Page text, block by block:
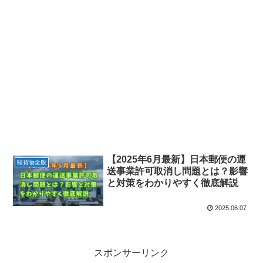
軽貨物全般
【2025年6月最新】日本郵便の運
送事業許可取消し問題とは？影響
と対策をわかりやすく徹底解説
2025.06.07
スポンサーリンク